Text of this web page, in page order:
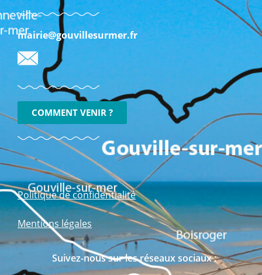
mairie@gouvillesurmer.fr
COMMENT VENIR ?
Politique de confidentialité
Mentions légales
Suivez-nous sur les réseaux sociaux :